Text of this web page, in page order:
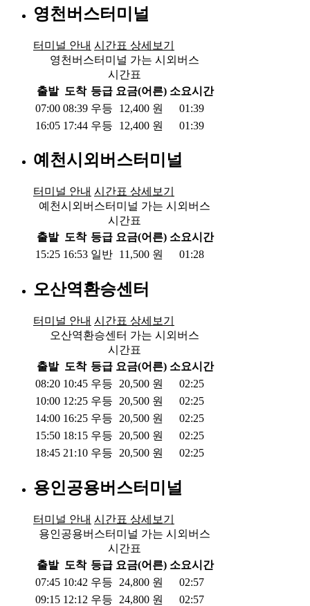
영천버스터미널
터미널 안내 시간표 상세보기
영천버스터미널 가는 시외버스
시간표
출발 도착 등급 요금(어른) 소요시간
07:00 08:39 우등 12,400 원
01:39
16:05 17:44 우등 12,400 원 01:39
예천시외버스터미널
터미널 안내 시간표 상세보기
예천시외버스터미널 가는 시외버스
시간표
출발 도착 등급 요금(어른) 소요시간
15:25 16:53 일반 11,500 원 01:28
오산역환승센터
터미널 안내 시간표 상세보기
오산역환승센터 가는 시외버스
시간표
출발 도착 등급 요금(어른) 소요시간
08:20 10:45 우등 20,500 원
02:25
10:00 12:25 우등 20,500 원
02:25
14:00 16:25 우등 20,500 원
02:25
15:50 18:15 우등 20,500 원
02:25
18:45 21:10 우등 20,500 원 02:25
용인공용버스터미널
터미널 안내 시간표 상세보기
용인공용버스터미널 가는 시외버스
시간표
출발 도착 등급 요금(어른) 소요시간
07:45 10:42 우등 24,800 원
02:57
09:15 12:12 우등 24,800 원 02:57